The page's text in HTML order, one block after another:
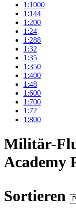
1:1000
1:144
1:200
1:24
1:288
1:32
1:35
1:350
1:400
1:48
1:600
1:700
1:72
1:800
Militär-
Academy
Sortieren